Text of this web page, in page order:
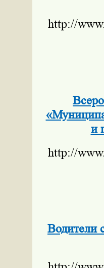
http://
и
http://
Водители